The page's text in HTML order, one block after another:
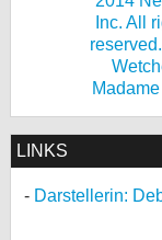
LINKS
Darstellerin: